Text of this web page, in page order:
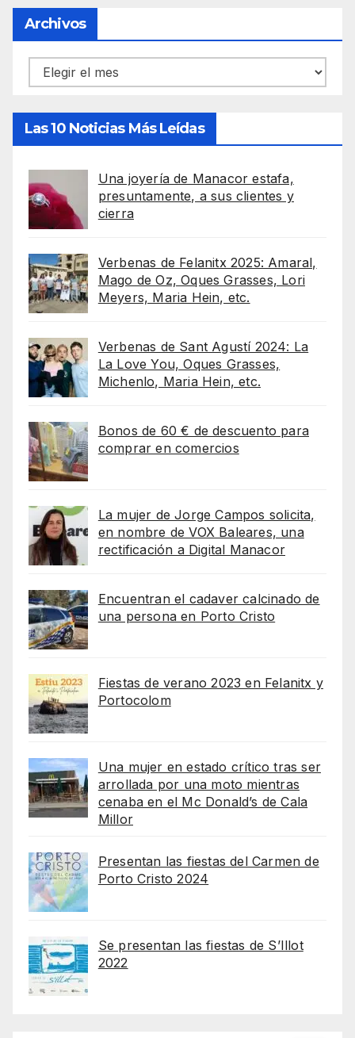
Archivos
Archivos
Las 10 Noticias Más Leídas
Una joyería de Manacor estafa,
presuntamente, a sus clientes y
cierra
Verbenas de Felanitx 2025: Amaral,
Mago de Oz, Oques Grasses, Lori
Meyers, Maria Hein, etc.
Verbenas de Sant Agustí 2024: La
La Love You, Oques Grasses,
Michenlo, Maria Hein, etc.
Bonos de 60 € de descuento para
comprar en comercios
La mujer de Jorge Campos solicita,
en nombre de VOX Baleares, una
rectificación a Digital Manacor
Encuentran el cadaver calcinado de
una persona en Porto Cristo
Fiestas de verano 2023 en Felanitx y
Portocolom
Una mujer en estado crítico tras ser
arrollada por una moto mientras
cenaba en el Mc Donald’s de Cala
Millor
Presentan las fiestas del Carmen de
Porto Cristo 2024
Se presentan las fiestas de S’Illot
2022